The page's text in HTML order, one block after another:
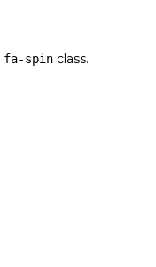
fa-spin class.